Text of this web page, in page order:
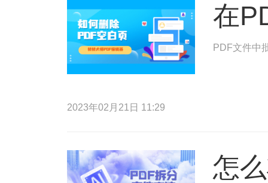
在
PDF文件中
2023年02月21日 11:29
怎